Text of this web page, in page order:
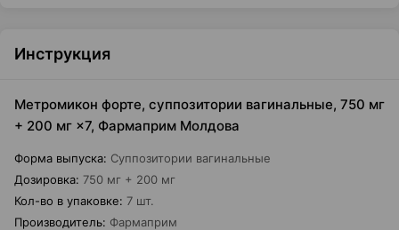
Инструкция
Метромикон форте, суппозитории вагинальные, 750 мг
+ 200 мг ×7, Фармаприм Молдова
Форма выпуска: Суппозитории вагинальные
Дозировка: 750 мг + 200 мг
Кол-во в упаковке: 7 шт.
Производитель: Фармаприм